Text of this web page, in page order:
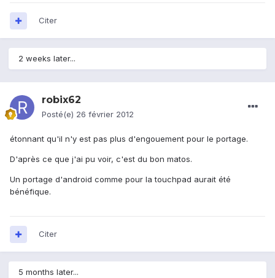
Citer
2 weeks later...
robix62
Posté(e) 26 février 2012
étonnant qu'il n'y est pas plus d'engouement pour le portage.
D'après ce que j'ai pu voir, c'est du bon matos.
Un portage d'android comme pour la touchpad aurait été
bénéfique.
Citer
5 months later...